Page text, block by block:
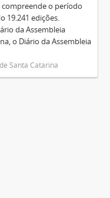
compreende o período
19.241 edições.
da Assembleia
o Diário da Assembleia
Santa Catarina